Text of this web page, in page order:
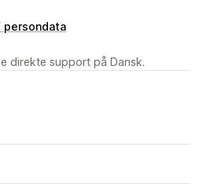
direkte support på Dansk.